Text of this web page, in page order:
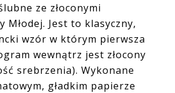
ze złoconymi
Młodej. Jest to klasyczny,
wzór w którym pierwsza
wewnątrz jest złocony
srebrzenia). Wykonane
gładkim papierze